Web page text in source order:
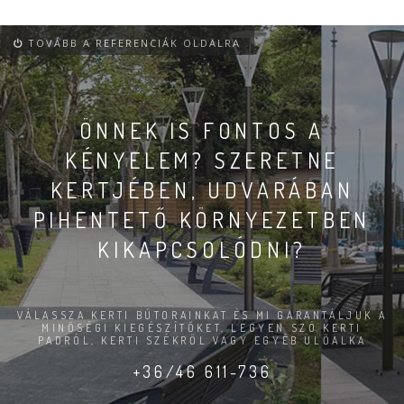
TOVÁBB A REFERENCIÁK OLDALRA
ÖNNEK IS FONTOS A
KÉNYELEM? SZERETNE
KERTJÉBEN, UDVARÁBAN
PIHENTETŐ KÖRNYEZETBEN
KIKAPCSOLÓDNI?
VÁLASSZA KERTI BÚTORAINKAT ÉS MI GARANTÁLJUK A
MINŐSÉGI KIEGÉSZÍTŐKET, LEGYEN SZÓ KERTI
PADRÓL, KERTI SZÉKRŐL VAGY EGYÉB ÜLŐALKA
+36/46 611-736